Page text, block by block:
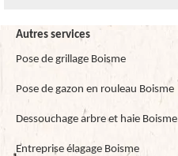
Autres services
Pose de grillage Boisme
Pose de gazon en rouleau Boisme
Dessouchage arbre et haie Boisme
Entreprise élagage Boisme